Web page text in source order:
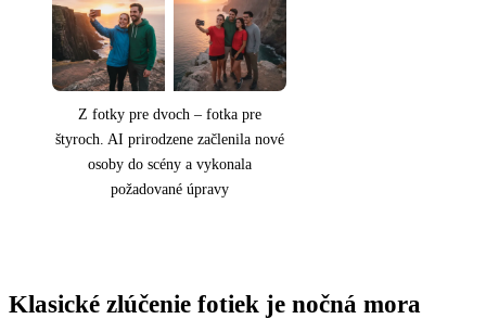
Z fotky pre dvoch – fotka pre
štyroch. AI prirodzene začlenila nové
osoby do scény a vykonala
požadované úpravy
Klasické zlúčenie fotiek je nočná mora